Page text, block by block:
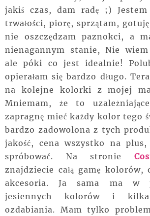
jakiś czas, dam radę ;)
trwałości, piorę, sprzątam,
nie oszczędzam paznokci, a
nienagannym stanie, Nie
ale póki co jest idealnie!
opierałam się bardzo długo.
na kolejne kolorki z mojej
Mniemam, że to
zapragnę mieć każdy kolor tego
bardzo zadowolona z tych
jakość, cena wszystko na plus,
spróbować. Na stronie
znajdziecie całą gamę kolorów,
akcesoria. Ja sama ma w
jesiennych kolorów i
ozdabiania. Mam tylko